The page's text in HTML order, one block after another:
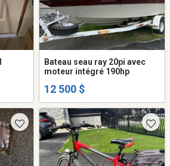
Bateau seau ray 20pi avec
moteur intégré 190hp
12 500 $